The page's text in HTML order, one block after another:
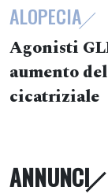
ALOPECIA
Agonisti
aumento
cicatriziale
ANNUNCI